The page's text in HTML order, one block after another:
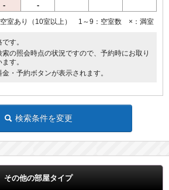
- -
室あり（10室以上） 1～9：空室数 ×：満室
す。
の照会時点の状況ですので、予約時にお取り
す。
・予約ボタンが表示されます。
検索条件を変更
その他の部屋タイプ